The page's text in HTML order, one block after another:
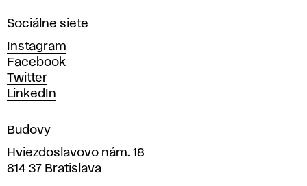
ý
c
h
u
m
e
í
v
Sociálne siete
Instagram
Facebook
Twitter
LinkedIn
Budovy
Hviezdoslavovo nám. 18
814 37 Bratislava